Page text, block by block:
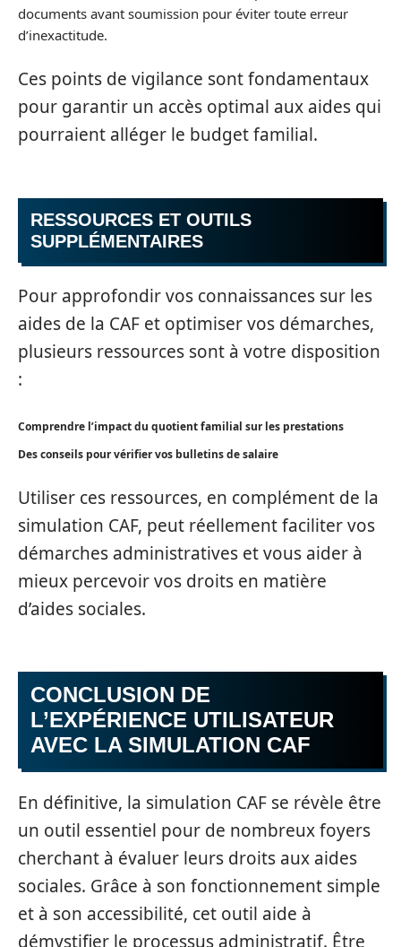
documents avant soumission pour éviter toute erreur
d’inexactitude.
Ces points de vigilance sont fondamentaux
pour garantir un accès optimal aux aides qui
pourraient alléger le budget familial.
RESSOURCES ET OUTILS
SUPPLÉMENTAIRES
Pour approfondir vos connaissances sur les
aides de la CAF et optimiser vos démarches,
plusieurs ressources sont à votre disposition
:
Comprendre l’impact du quotient familial sur les prestations
Des conseils pour vérifier vos bulletins de salaire
Utiliser ces ressources, en complément de la
simulation CAF, peut réellement faciliter vos
démarches administratives et vous aider à
mieux percevoir vos droits en matière
d’aides sociales.
CONCLUSION DE
L’EXPÉRIENCE UTILISATEUR
AVEC LA SIMULATION CAF
En définitive, la simulation CAF se révèle être
un outil essentiel pour de nombreux foyers
cherchant à évaluer leurs droits aux aides
sociales. Grâce à son fonctionnement simple
et à son accessibilité, cet outil aide à
démystifier le processus administratif. Être